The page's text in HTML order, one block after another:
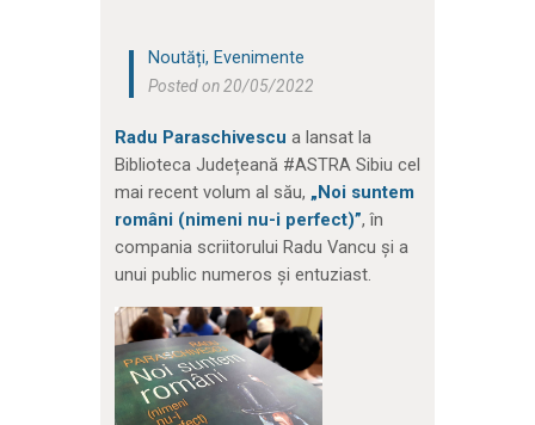
Noutăți, Evenimente
Posted on 20/05/2022
Radu Paraschivescu a lansat la
Biblioteca Județeană #ASTRA Sibiu cel
mai recent volum al său, „Noi suntem
români (nimeni nu-i perfect)”, în
compania scriitorului Radu Vancu și a
unui public numeros și entuziast.